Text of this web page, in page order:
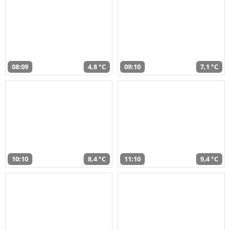
08:09 4,8 °C 09:10 7,1 °C
10:10 8,4 °C 11:10 9,4 °C